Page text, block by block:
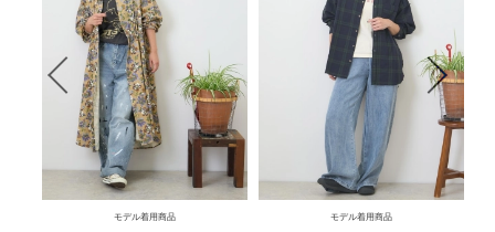
モデル着用商品 モデル着用商品